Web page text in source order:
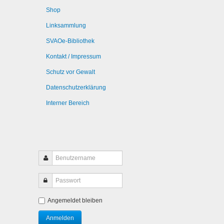
Shop
Linksammlung
SVAOe-Bibliothek
Kontakt / Impressum
Schutz vor Gewalt
Datenschutzerklärung
Interner Bereich
Angemeldet bleiben